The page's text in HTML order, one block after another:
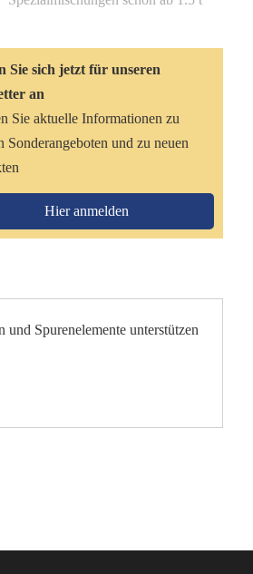
Sie sich jetzt für unseren
an
Sie aktuelle Informationen zu
Sonderangeboten und zu neuen
Hier anmelden
Spurenelemente unterstützen